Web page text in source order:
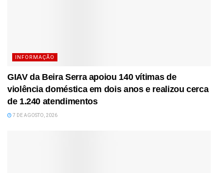
INFORMAÇÃO
GIAV da Beira Serra apoiou 140 vítimas de
violência doméstica em dois anos e realizou cerca
de 1.240 atendimentos
7 DE AGOSTO, 2026